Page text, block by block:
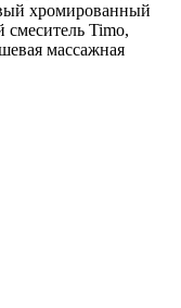
хромированный
Timo,
массажная